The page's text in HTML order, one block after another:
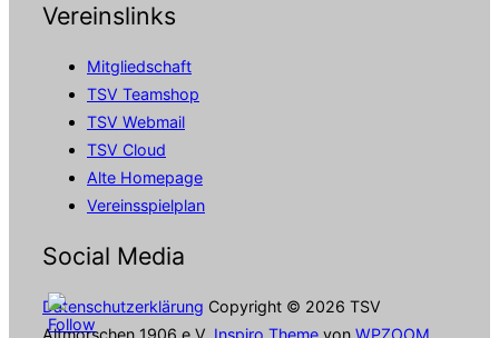
Vereinslinks
Mitgliedschaft
TSV Teamshop
TSV Webmail
TSV Cloud
Alte Homepage
Vereinsspielplan
Social Media
Datenschutzerklärung Copyright © 2026 TSV
Altmorschen 1906 e.V. Inspiro Theme von WPZOOM